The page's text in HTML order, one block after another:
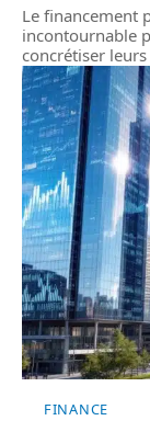
Le financement
incontournable
concrétiser
FINANCE